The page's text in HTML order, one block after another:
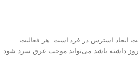
ایجاد استرس در فرد است. هر فعالیت
داشته باشد می‌تواند موجب عرق سرد شود.